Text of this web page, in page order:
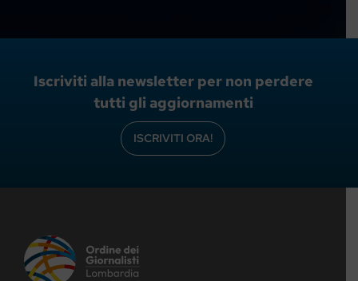
Iscriviti alla newsletter per non perdere
tutti gli aggiornamenti
ISCRIVITI ORA!